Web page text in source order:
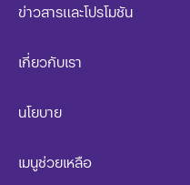
ข่าวสารและโปรโมชัน
เกี่ยวกับเรา
นโยบาย​
เมนูช่วยเหลือ